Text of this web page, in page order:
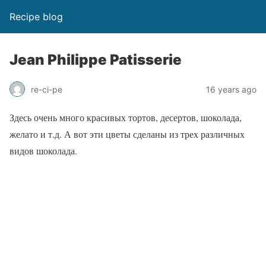
Recipe blog
Jean Philippe Patisserie
re-ci-pe 16 years ago
Здесь очень много красивых тортов, десертов, шоколада,
желато и т.д. А вот эти цветы сделаны из трех различных
видов шоколада.